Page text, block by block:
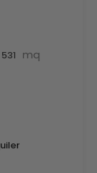
531 mq